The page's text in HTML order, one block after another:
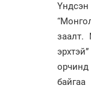
заалт.